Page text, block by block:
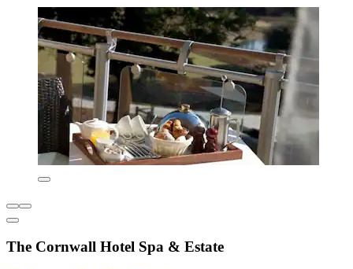
The Cornwall Hotel Spa & Estate